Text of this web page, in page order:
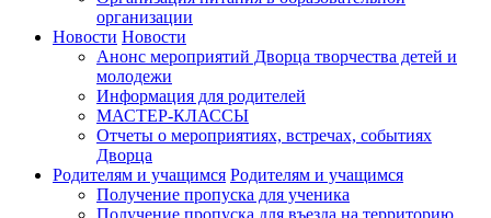
организации
Новости Новости
Анонс мероприятий Дворца творчества детей и
молодежи
Информация для родителей
МАСТЕР-КЛАССЫ
Отчеты о мероприятиях, встречах, событиях
Дворца
Родителям и учащимся Родителям и учащимся
Получение пропуска для ученика
Получение пропуска для въезда на территорию